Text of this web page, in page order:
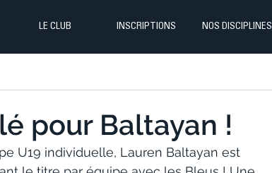
LE CLUB INSCRIPTIONS NOS DISCIPLINES
pour Baltayan !
U19 individuelle, Lauren Baltayan est